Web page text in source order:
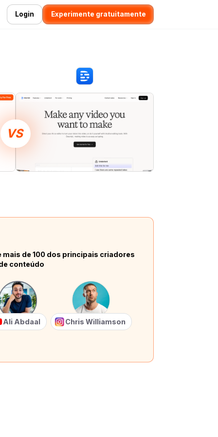
Login Experimente gratuitamente
VS
mais de 100 dos principais criadores
conteúdo
Ali Abdaal Chris Williamson